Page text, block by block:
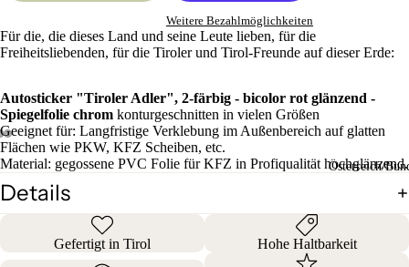
Österreich/
Weitere Bezahlmöglichkeiten
Für die, die dieses Land und seine Leute lieben, für die
Freiheitsliebenden, für die Tiroler und Tirol-Freunde auf dieser Erde:
Autosticker "Tiroler Adler", 2-färbig - bicolor rot glänzend -
Spiegelfolie chrom konturgeschnitten in vielen Größen
Geeignet für: Langfristige Verklebung im Außenbereich auf glatten
Flächen wie PKW, KFZ Scheiben, etc.
Material: gegossene PVC Folie für KFZ in Profiqualität hochglänzend.
Details
Gefertigt in Tirol Hohe Haltbarkeit